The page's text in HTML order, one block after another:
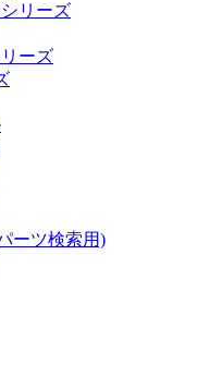
リーズ
ーズ
ーツ検索用)